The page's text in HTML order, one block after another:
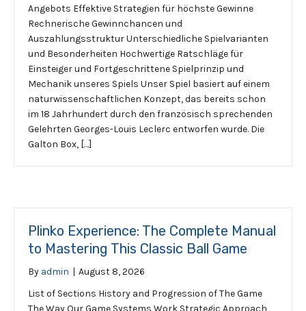
Angebots Effektive Strategien für höchste Gewinne
Rechnerische Gewinnchancen und
Auszahlungsstruktur Unterschiedliche Spielvarianten
und Besonderheiten Hochwertige Ratschläge für
Einsteiger und Fortgeschrittene Spielprinzip und
Mechanik unseres Spiels Unser Spiel basiert auf einem
naturwissenschaftlichen Konzept, das bereits schon
im 18 Jahrhundert durch den französisch sprechenden
Gelehrten Georges-Louis Leclerc entworfen wurde. Die
Galton Box, […]
Plinko Experience: The Complete Manual
to Mastering This Classic Ball Game
By admin | August 8, 2026
List of Sections History and Progression of The Game
The Way Our Game Systems Work Strategic Approach